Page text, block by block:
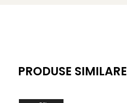
PRODUSE SIMILARE